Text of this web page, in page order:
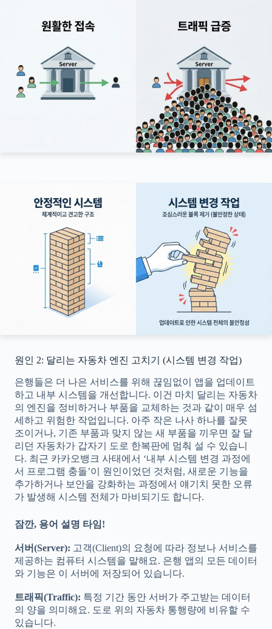
원인 2: 달리는 자동차 엔진 고치기 (시스템 변경 작업)
은행들은 더 나은 서비스를 위해 끊임없이 앱을 업데이트
하고 내부 시스템을 개선합니다. 이건 마치 달리는 자동차
의 엔진을 정비하거나 부품을 교체하는 것과 같이 매우 섬
세하고 위험한 작업입니다. 아주 작은 나사 하나를 잘못
조이거나, 기존 부품과 맞지 않는 새 부품을 끼우면 잘 달
리던 자동차가 갑자기 도로 한복판에 멈춰 설 수 있습니
다. 최근 카카오뱅크 사태에서 ‘내부 시스템 변경 과정에
서 프로그램 충돌’이 원인이었던 것처럼, 새로운 기능을
추가하거나 보안을 강화하는 과정에서 얘기치 못한 오류
가 발생해 시스템 전체가 마비되기도 합니다.
잠깐, 용어 설명 타임!
서버(Server): 고객(Client)의 요청에 따라 정보나 서비스를
제공하는 컴퓨터 시스템을 말해요. 은행 앱의 모든 데이터
와 기능은 이 서버에 저장되어 있습니다.
트래픽(Traffic): 특정 기간 동안 서버가 주고받는 데이터
의 양을 의미해요. 도로 위의 자동차 통행량에 비유할 수
있습니다.